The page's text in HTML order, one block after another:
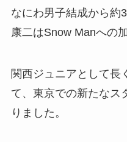
なにわ男子結成から約
康二はSnow Manへの
関西ジュニアとして長
て、東京での新たなス
りました。